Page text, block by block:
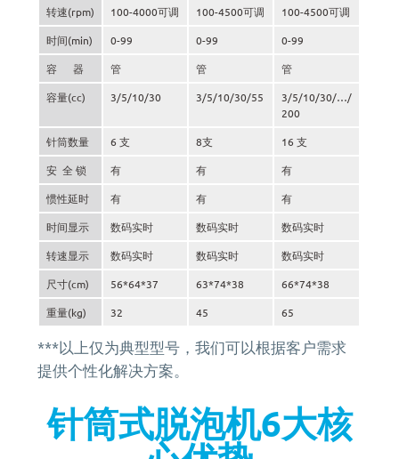
转速(rpm) 100-4000可调 100-4500可调
100-4500可调
时间(min)
0-99 0-99
0-99
容 器
管 管
管
容量(cc)
3/5/10/30 3/5/10/30/55
3/5/10/30/…/
200
针筒数量
6 支 8支
16 支
安 全 锁
有 有
有
惯性延时
有 有
有
时间显示
数码实时 数码实时
数码实时
转速显示
数码实时 数码实时
数码实时
尺寸(cm)
56*64*37 63*74*38
66*74*38
重量(kg)
32 45 65
***以上仅为典型型号，我们可以根据客户需求
提供个性化解决方案。
针筒式脱泡机6大核